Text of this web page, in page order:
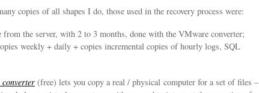
copies of all shapes I do, those used in the recovery process were:
from the server, with 2 to 3 months, done with the VMware converter;
weekly + daily + copies incremental copies of hourly logs, SQL
converter (free) lets you copy a real / physical computer for a set of files –